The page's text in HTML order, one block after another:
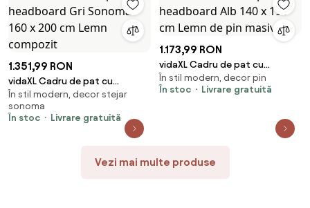
1.351,99 RON
vidaXL Cadru de pat cu
headboard Gri Sonoma 160 x
200 cm Lemn compozit
În stil modern, decor stejar
sonoma
În stoc
Livrare gratuită
1.173,99 RON
vidaXL Cadru de pat cu
headboard Alb 140 x 190 cm
Lemn de pin masiv
În stil modern, decor pin
În stoc
Livrare gratuită
Vezi mai multe produse